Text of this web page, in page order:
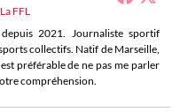
La FFL
2021. Journaliste sportif
collectifs. Natif de Marseille,
préférable de ne pas me parler
compréhension.